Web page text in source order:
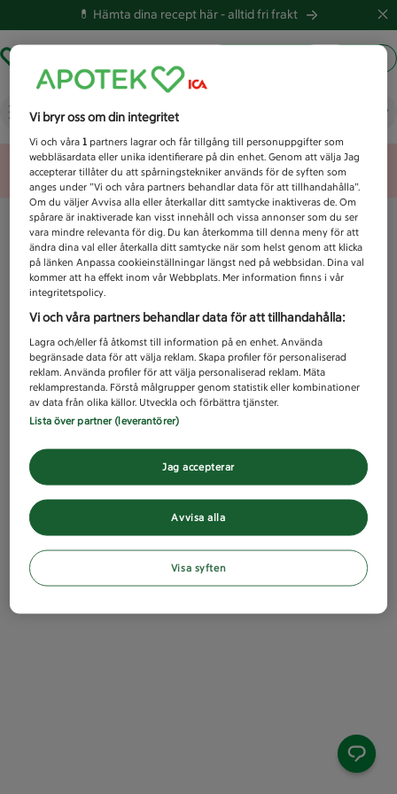
💊 Hämta dina recept här -alltid fri frakt
Vad letar du efter idag?
Unknown error
Vi bryr oss om din integritet
Vi och våra1 partners lagrar och får tillgång till personuppgifter som
webbläsardata eller unika identifierare på din enhet. Genom att välja Jag
accepterar tillåter du att spårningstekniker används för de syften som
anges under ”Vi och våra partners behandlar data för att tillhandahålla”.
Om du väljer Avvisa alla eller återkallar ditt samtycke inaktiveras de. Om
spårare är inaktiverade kan visst innehåll och vissa annonser som du ser
vara mindre relevanta för dig. Du kan återkomma till denna meny för att
ändra dina val eller återkalla ditt samtycke när som helst genom att klicka
på länken Anpassa cookieinställningar längst ned på webbsidan. Dina val
kommer att ha effekt inom vår Webbplats. Mer information finns i vår
integritetspolicy.
Vi och våra partners behandlar data för att tillhandahålla:
Lagra och/eller få åtkomst till information på en enhet. Använda
begränsade data för att välja reklam. Skapa profiler för personaliserad
reklam. Använda profiler för att välja personaliserad reklam. Mäta
reklamprestanda. Förstå målgrupper genom statistik eller kombinationer
av data från olika källor. Utveckla och förbättra tjänster.
Lista över partner (leverantörer)
Avvisa alla
Jag accepterar
Visa syften